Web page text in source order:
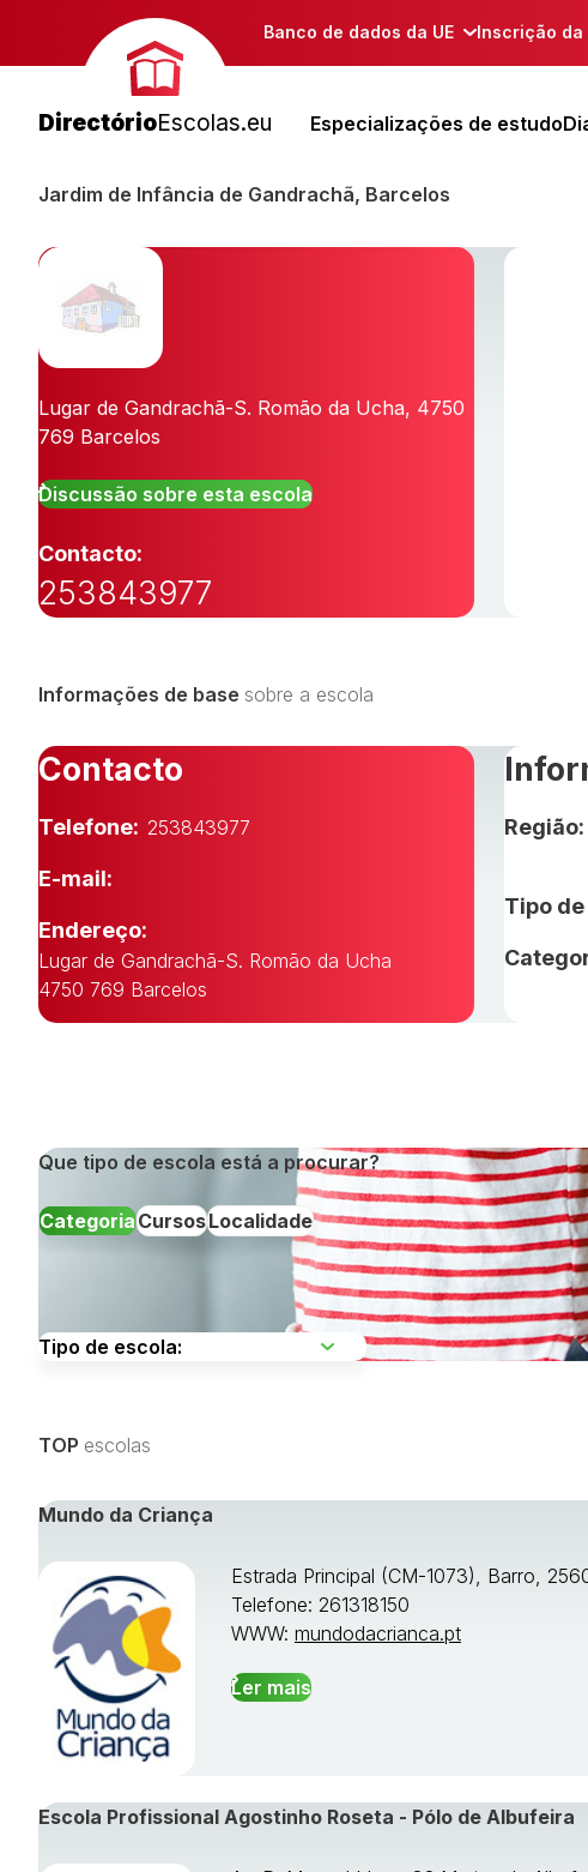
Banco de dados da UE Inscrição da
DirectórioEscolas.eu Especializações de estudo
Jardim de Infância de Gandrachã, Barcelos
Lugar de Gandrachã-S. Romão da Ucha, 4750
769 Barcelos
Discussão sobre esta escola
Contacto:
253843977
Informações de base sobre a escola
Contacto
Telefone: 253843977
E-mail:
Endereço:
Lugar de Gandrachã-S. Romão da Ucha
4750 769 Barcelos
Região:
Tipo
Que tipo de escola está a procurar?
CategoriaCursosLocalidade
TOP escolas
Mundo da Criança
Estrada Principal (CM-1073), Barro,
Telefone: 261318150
WWW: mundodacrianca.pt
Ler mais
Escola Profissional Agostinho Roseta - Pólo de Albufeira